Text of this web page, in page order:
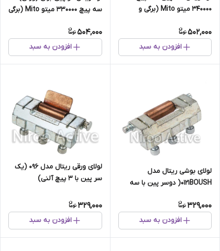
۳۴۰۰۰۰ میتو Mito (برگی و
502,000
افزودن به سبد
سه پیچ ۳۳۰۰۰۰ میتو Mito (برگی
504,000
افزودن به سبد
لولای بوشی ریتال مدل
۰۱۲۱BOUSH( دوسر پین با سه
329,000
افزودن به سبد
لولای ورقی ریتال مدل ۰۹۶ (یک
سر پین با ۳ پیچ آلنی)
329,000
افزودن به سبد